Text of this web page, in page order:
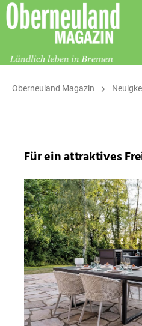
Oberneuland
Magazin
Oberneuland Magazin
Für ein attraktives